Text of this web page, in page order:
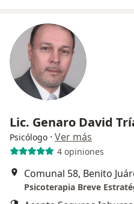
Lic. Genaro David
Psicólogo · Ver más
4 opiniones
Comunal 58, Benito
Psicoterapia Breve